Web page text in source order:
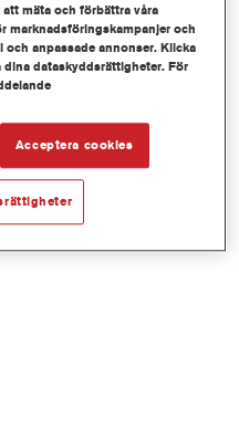
tillämpning.
baslacker och
mäta och förbättra våra
marknadsföringskampanjer och
anpassade annonser. Klicka
dataskyddsrättigheter. För
Acceptera cookies